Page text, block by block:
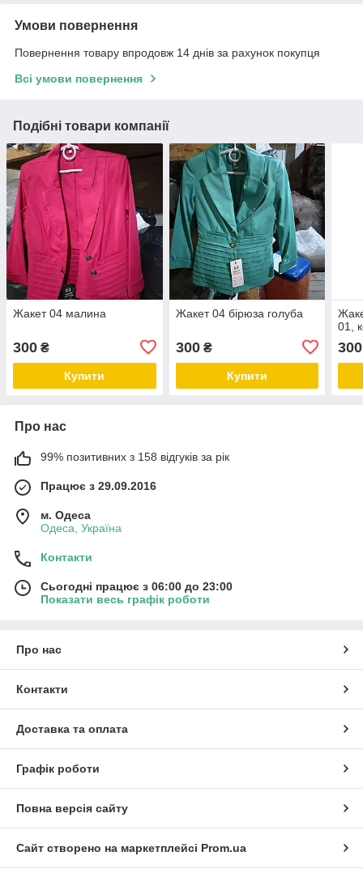
Умови повернення
Повернення товару впродовж 14 днів за рахунок покупця
Всі умови повернення
Подібні товари компанії
Жакет 04 малина
300 ₴
Купити
Жакет 04 бірюза голуба
300₴
Купити
01,
300
Про нас
99% позитивних з 158 відгуків за рік
Працює з 29.09.2016
м. Одеса
Одеса, Україна
Контакти
Сьогодні працює з 06:00 до 23:00
Показати весь графік роботи
Про нас
Контакти
Доставка та оплата
Графік роботи
Повна версія сайту
Сайт створено на маркетплейсі Prom.ua